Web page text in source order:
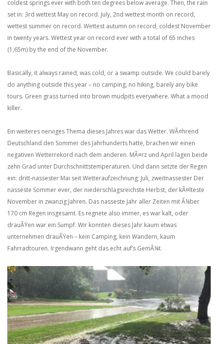
coldest springs ever with both ten degrees below average. Then, the rain
set in: 3rd wettest May on record. July, 2nd wettest month on record,
wettest summer on record. Wettest autumn on record, coldest November
in twenty years. Wettest year on record ever with a total of 65 inches
(1,65m) by the end of the November.
Basically, it always rained, was cold, or a swamp outside. We could barely
do anything outside this year – no camping, no hiking, barely any bike
tours. Green grass turned into brown mudpits everywhere. What a mood
killer.
Ein weiteres nerviges Thema dieses Jahres war das Wetter. WÃ¤hrend
Deutschland den Sommer des Jahrhunderts hatte, brachen wir einen
negativen Wetterrekord nach dem anderen. MÃ¤rz und April lagen beide
zehn Grad unter Durchschnittstemperaturen. Und dann setzte der Regen
ein: dritt-nassester Mai seit Wetteraufzeichnung; Juli, zweitnassester Der
nasseste Sommer ever, der niederschlagsreichste Herbst, der kÃ¤lteste
November in zwanzig Jahren. Das nasseste Jahr aller Zeiten mit Ã¼ber
170 cm Regen insgesamt. Es regnete also immer, es war kalt, oder
drauÃŸen war ein Sumpf. Wir konnten dieses Jahr kaum etwas
unternehmen drauÃŸen – kein Camping, kein Wandern, kaum
Fahrradtouren. Irgendwann geht das echt auf’s GemÃ¼t.